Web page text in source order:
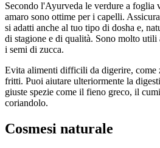
Secondo l'Ayurveda le verdure a foglia
amaro sono ottime per i capelli.
si adatti anche al tuo tipo di dosha e,
di stagione e di qualità. Sono molto utili
i semi di zucca.
Evita alimenti difficili da digerire, come
fritti. Puoi aiutare ulteriormente la
giuste spezie come il fieno greco, il
coriandolo.
Cosmesi naturale